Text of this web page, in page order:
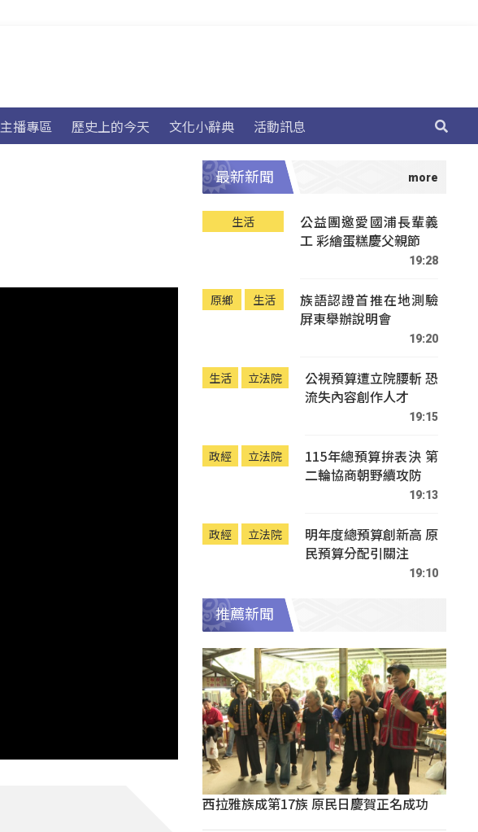
主播專區 歷史上的今天 文化小辭典 活動訊息
最新新聞
生活
公益團邀愛國浦長輩義
工 彩繪蛋糕慶父親節
19:28
原鄉 生活
族語認證首推在地測驗
屏東舉辦說明會
19:20
生活 立法院
公視預算遭立院腰斬 恐
流失內容創作人才
19:15
政經 立法院
115年總預算拚表決 第
二輪協商朝野續攻防
19:13
政經 立法院
明年度總預算創新高 原
民預算分配引關注
19:10
推薦新聞
西拉雅族成第17族 原民日慶賀正名成功